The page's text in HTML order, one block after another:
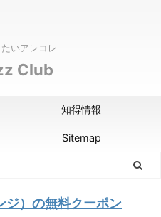
いアレコレ
Club
知得情報
Sitemap
ジ）の無料クーポン